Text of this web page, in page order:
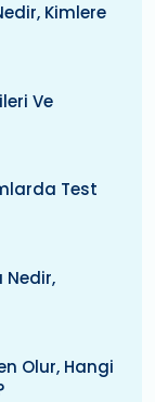
Kimlere
Ve
Test
Nedir,
Olur, Hangi